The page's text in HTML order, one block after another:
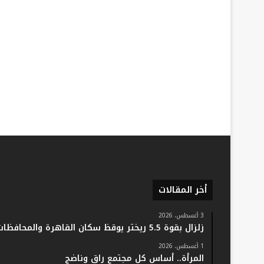
أخر المقالات
3 أغسطس، 2026
زلزال بقوة 5.5 ريختر يوقظ سكان القاهرة والمحافظات.. والفلك: لا خسائر أو إصابات
1 أغسطس، 2026
المرأة.. أساس كل مجتمع راقٍ وناضج